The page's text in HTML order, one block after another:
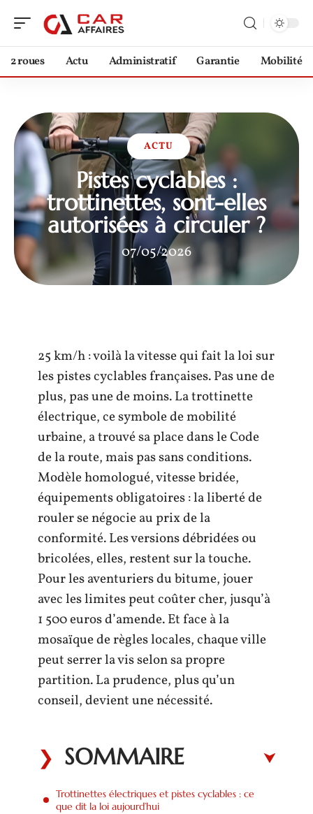
2 roues Actu Administratif Garantie Mobilité
ACTU
Pistes cyclables :
trottinettes, sont-elles
autorisées à circuler ?
07/05/2026
25 km/h : voilà la vitesse qui fait la loi sur
les pistes cyclables françaises. Pas une de
plus, pas une de moins. La trottinette
électrique, ce symbole de mobilité
urbaine, a trouvé sa place dans le Code
de la route, mais pas sans conditions.
Modèle homologué, vitesse bridée,
équipements obligatoires : la liberté de
rouler se négocie au prix de la
conformité. Les versions débridées ou
bricolées, elles, restent sur la touche.
Pour les aventuriers du bitume, jouer
avec les limites peut coûter cher, jusqu’à
1 500 euros d’amende. Et face à la
mosaïque de règles locales, chaque ville
peut serrer la vis selon sa propre
partition. La prudence, plus qu’un
conseil, devient une nécessité.
SOMMAIRE
Trottinettes électriques et pistes cyclables : ce
que dit la loi aujourd’hui